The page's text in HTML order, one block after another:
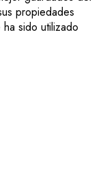
propiedades
sido utilizado